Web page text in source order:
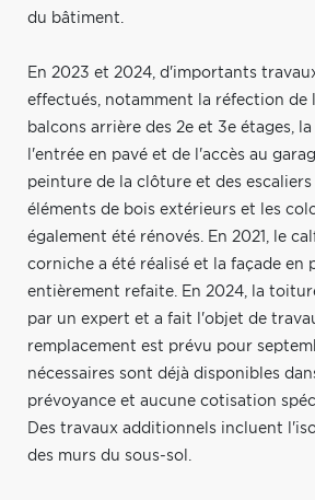
du bâtiment.
En 2023 et 2024, d'importants
effectués, notamment la réfection de
balcons arrière des 2e et 3e étages,
l'entrée en pavé et de l'accès au
peinture de la clôture et des escaliers
éléments de bois extérieurs et les
également été rénovés. En 2021, le
corniche a été réalisé et la façade en
entièrement refaite. En 2024, la
par un expert et a fait l'objet de
remplacement est prévu pour
nécessaires sont déjà disponibles
prévoyance et aucune cotisation
Des travaux additionnels incluent
des murs du sous-sol.